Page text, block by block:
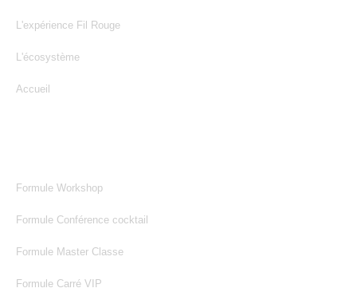
L'expérience Fil Rouge
L'écosystème
Accueil
Formule Workshop
Formule Conférence cocktail
Formule Master Classe
Formule Carré VIP